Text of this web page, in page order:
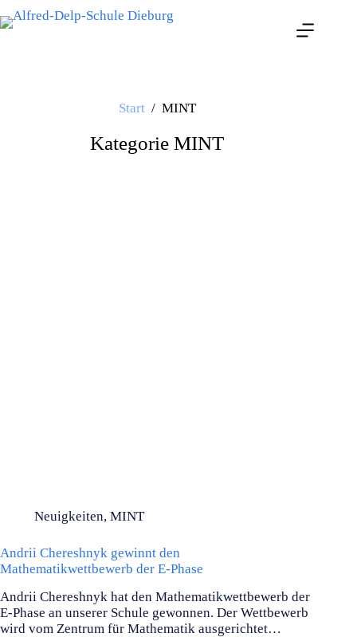
Start / MINT
Kategorie MINT
Neuigkeiten, MINT
Andrii Chereshnyk gewinnt den
Mathematikwettbewerb der E‑Phase
Andrii Chereshnyk hat den Mathematikwettbewerb der
E‑Phase an unserer Schule gewonnen. Der Wettbewerb
wird vom Zentrum für Mathematik ausgerichtet…